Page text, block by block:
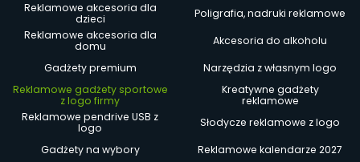
Reklamowe akcesoria dla
dzieci
Poligrafia, nadruki reklamowe
Reklamowe akcesoria dla
domu
Akcesoria do alkoholu
Gadżety premium
Narzędzia z własnym logo
Reklamowe gadżety sportowe
z logo firmy
Kreatywne gadżety
reklamowe
Reklamowe pendrive USB z
logo
Słodycze reklamowe z logo
Gadżety na wybory
Reklamowe kalendarze 2027